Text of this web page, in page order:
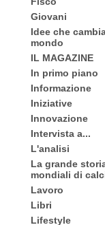
Giovani
Idee che
mondo
IL MAGAZINE
In primo piano
Informazione
Iniziative
Innovazione
Intervista a...
L'analisi
La grande
mondiali di
Lavoro
Libri
Lifestyle